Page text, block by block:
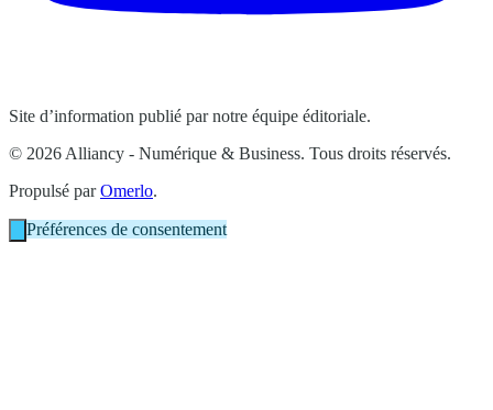
Site d’information publié par notre équipe éditoriale.
© 2026 Alliancy - Numérique & Business. Tous droits réservés.
Propulsé parOmerlo.
Préférences de consentement